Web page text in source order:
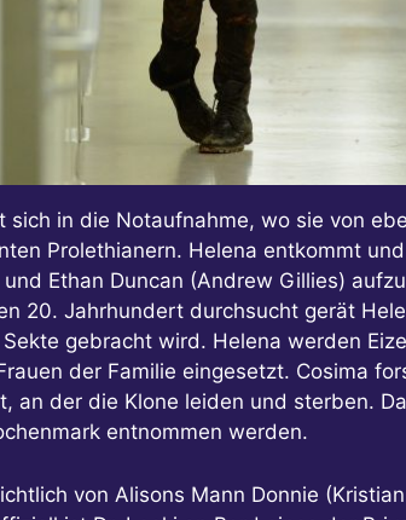
in die Notaufnahme, wo sie von
Prolethianern. Helena entkommt
Ethan Duncan (Andrew Gillies)
20. Jahrhundert durchsucht gerät
gebracht wird. Helena werden
der Familie eingesetzt. Cosima
an der die Klone leiden und sterben.
entnommen werden.
von Alisons Mann Donnie